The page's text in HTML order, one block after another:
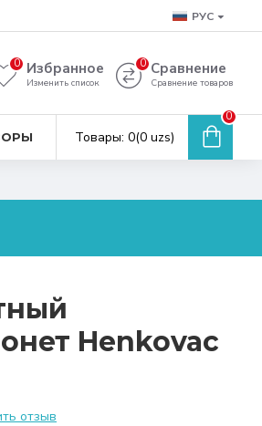
РУС
Избранное
Изменить список
0 Сравнение
Сравнение товаров
0
Товары: 0(0 uzs)
0
Henkovac
отзыв